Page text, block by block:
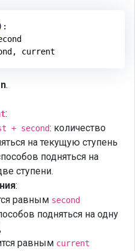
.
:
+ second: количество
на текущую ступень
подняться на
ступени.
:
равным second
подняться на одну
равным current